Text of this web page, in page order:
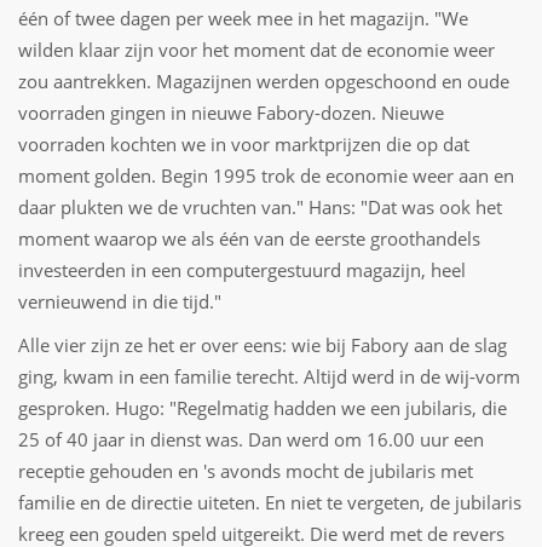
één of twee dagen per week mee in het magazijn. "We
wilden klaar zijn voor het moment dat de economie weer
zou aantrekken. Magazijnen werden opgeschoond en oude
voorraden gingen in nieuwe Fabory-dozen. Nieuwe
voorraden kochten we in voor marktprijzen die op dat
moment golden. Begin 1995 trok de economie weer aan en
daar plukten we de vruchten van." Hans: "Dat was ook het
moment waarop we als één van de eerste groothandels
investeerden in een computergestuurd magazijn, heel
vernieuwend in die tijd."
Alle vier zijn ze het er over eens: wie bij Fabory aan de slag
ging, kwam in een familie terecht. Altijd werd in de wij-vorm
gesproken. Hugo: "Regelmatig hadden we een jubilaris, die
25 of 40 jaar in dienst was. Dan werd om 16.00 uur een
receptie gehouden en 's avonds mocht de jubilaris met
familie en de directie uiteten. En niet te vergeten, de jubilaris
kreeg een gouden speld uitgereikt. Die werd met de revers